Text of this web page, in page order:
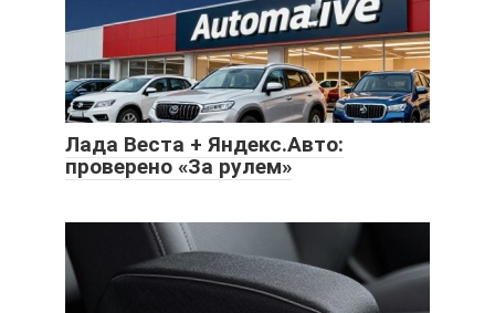
Лада Веста + Яндекс.Авто:
проверено «За рулем»